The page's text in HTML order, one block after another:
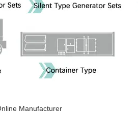
Manufacturer